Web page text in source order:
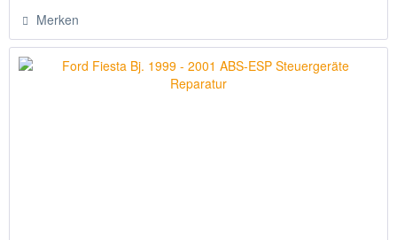
Merken